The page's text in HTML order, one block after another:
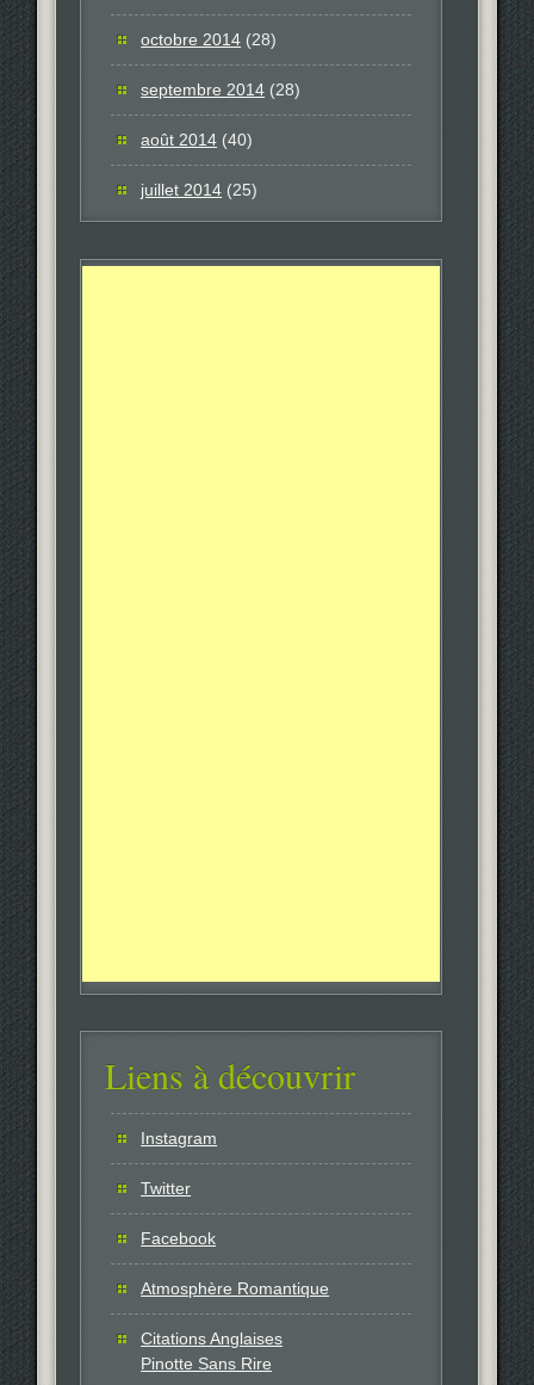
octobre 2014 (28)
septembre 2014 (28)
août 2014 (40)
juillet 2014 (25)
Liens à découvrir
Instagram
Twitter
Facebook
Atmosphère Romantique
Citations Anglaises
Pinotte Sans Rire